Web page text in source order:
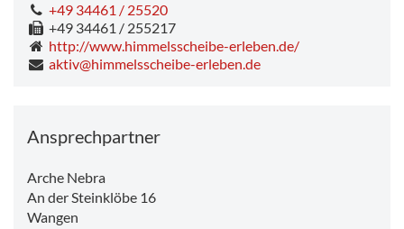
+49 34461 / 25520
+49 34461 / 255217
http://www.himmelsscheibe-erleben.de/
aktiv@himmelsscheibe-erleben.de
Ansprechpartner
Arche Nebra
An der Steinklöbe 16
Wangen